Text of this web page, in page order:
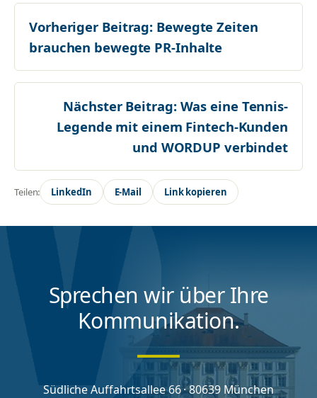
Vorheriger Beitrag: Bewegte Zeiten
brauchen bewegte PR-Inhalte
Nächster Beitrag: Was eine Tennis-
Legende mit einem Fintech-Kunden
und WORDUP verbindet
Teilen: LinkedIn E-Mail Link kopieren
Sprechen wir über Ihre
Kommunikation.
Südliche Auffahrtsallee 66 · 80639 München